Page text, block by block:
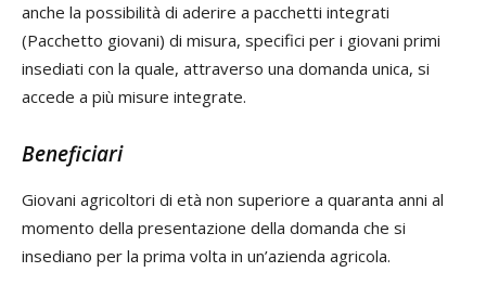
anche la possibilità di aderire a pacchetti integrati
(Pacchetto giovani) di misura, specifici per i giovani primi
insediati con la quale, attraverso una domanda unica, si
accede a più misure integrate.
Beneficiari
Giovani agricoltori di età non superiore a quaranta anni al
momento della presentazione della domanda che si
insediano per la prima volta in un’azienda agricola.